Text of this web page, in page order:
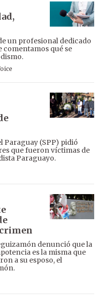
un profesional dedicado
comentamos qué se
Paraguay (SPP) pidió
que fueron víctimas de
Paraguayo.
denunció que la
es la misma que
a su esposo, el